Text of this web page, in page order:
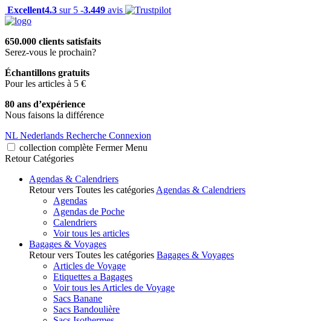
Excellent4.3 sur 5 -3.449 avis
650.000 clients satisfaits
Serez-vous le prochain?
Échantillons gratuits
Pour les articles à 5 €
80 ans d’expérience
Nous faisons la différence
NL Nederlands Recherche Connexion
collection complète Fermer Menu
Retour Catégories
Agendas & Calendriers
Retour vers Toutes les catégories Agendas & Calendriers
Agendas
Agendas de Poche
Calendriers
Voir tous les articles
Bagages & Voyages
Retour vers Toutes les catégories Bagages & Voyages
Articles de Voyage
Etiquettes a Bagages
Voir tous les Articles de Voyage
Sacs Banane
Sacs Bandoulière